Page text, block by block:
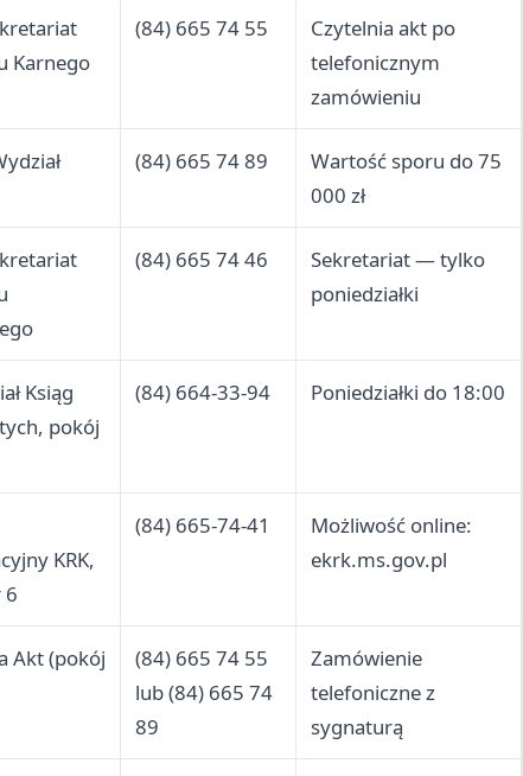
Karnego
(84) 665 74 55
Czytelnia akt po
telefonicznym
zamówieniu
(84) 665 74 89
Wartość sporu do 75
000 zł
(84) 665 74 46
Sekretariat — tylko
poniedziałki
Ksiąg
pokój
(84) 664-33-94 Poniedziałki do 18:00
KRK,
6
(84) 665-74-41
Możliwość online:
ekrk.ms.gov.pl
Akt (pokój
(84) 665 74 55
lub (84) 665 74
89
Zamówienie
telefoniczne z
sygnaturą